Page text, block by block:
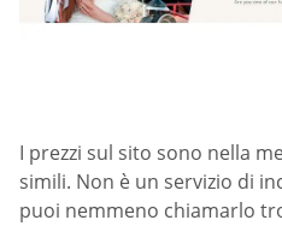
I prezzi sul sito sono nella
simili. Non è un servizio di
puoi nemmeno chiamarlo